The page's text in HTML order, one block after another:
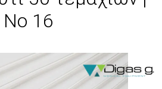
Νο 16